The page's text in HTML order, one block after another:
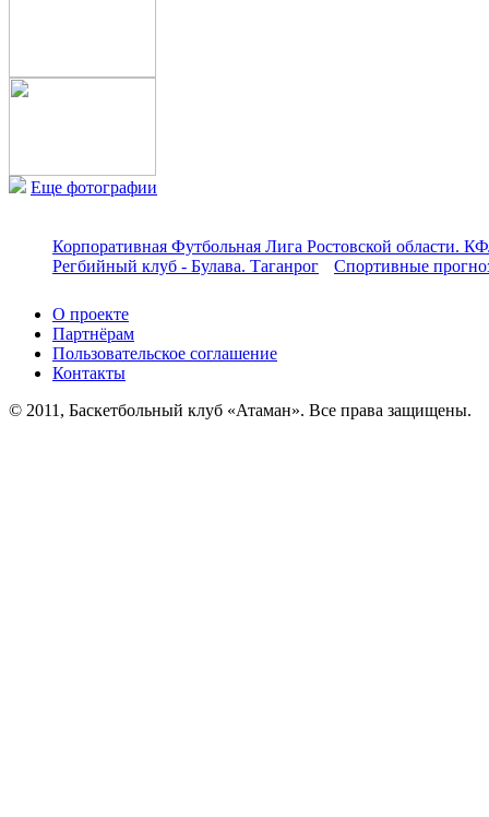
Еще фотографии
Корпоративная Футбольная Лига Ростовской области.
Регбийный клуб - Булава. Таганрог
Спортивные
О проекте
Партнёрам
Пользовательское соглашение
Контакты
© 2011, Баскетбольный клуб «Атаман». Все права защищены.